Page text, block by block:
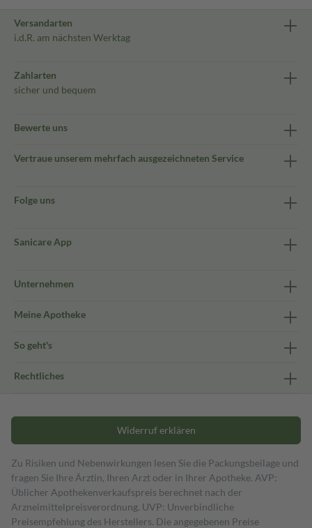
Versandarten
i.d.R. am nächsten Werktag
Zahlarten
sicher und bequem
Bewerte uns
Vertraue unserem mehrfach ausgezeichneten Service
Folge uns
Sanicare App
Unternehmen
Meine Apotheke
So geht's
Rechtliches
Widerruf erklären
Zu Risiken und Nebenwirkungen lesen Sie die Packungsbeilage und
fragen Sie Ihre Ärztin, Ihren Arzt oder in Ihrer Apotheke. AVP:
Üblicher Apothekenverkaufspreis berechnet nach der
Arzneimittelpreisverordnung. UVP: Unverbindliche
Preisempfehlung des Herstellers. Die angegebenen Preise